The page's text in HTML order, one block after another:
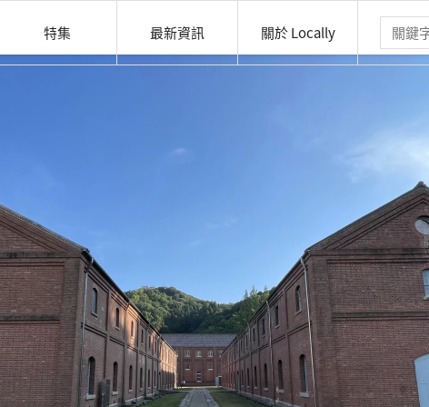
特集 最新資訊 關於 Locally